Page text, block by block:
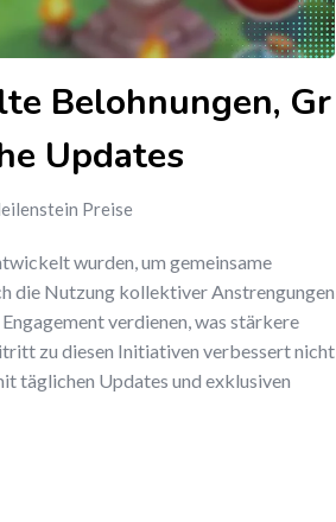
Belohnungen, Gr
Updates
Preise
wurden, um gemeinsame
die Nutzung kollektiver Anstrengungen
verdienen, was stärkere
zu diesen Initiativen verbessert nicht
täglichen Updates und exklusiven